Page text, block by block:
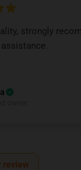
strongly
review